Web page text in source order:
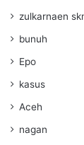
zulkarnaen
bunuh
Epo
kasus
Aceh
nagan